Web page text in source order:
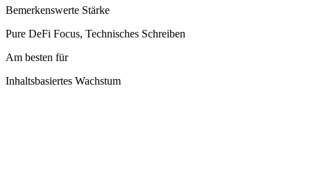
Bemerkenswerte Stärke
Pure DeFi Focus, Technisches Schreiben
Am besten für
Inhaltsbasiertes Wachstum